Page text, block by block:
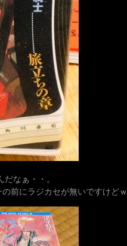
なぁ・・。
前にラジカセが無いですけどｗ